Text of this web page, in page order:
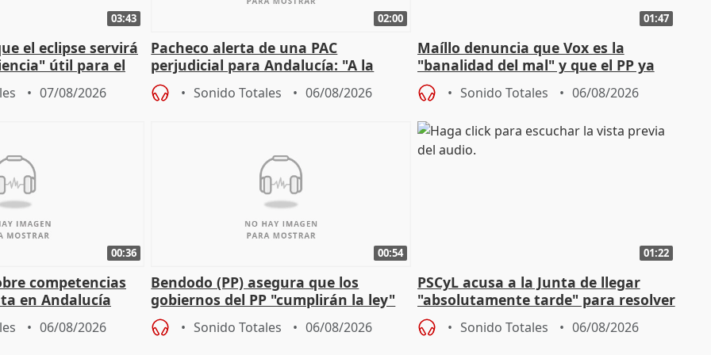
03:43
el eclipse servirá
útil para el
07/08/2026
02:00
Pacheco alerta de una PAC
perjudicial para Andalucía: "A la
agricultura hay que protegerla"
Sonido Totales 06/08/2026
01:47
Maíllo denuncia que Vox es la
"banalidad del mal" y que el PP ya
asume todas sus tesis
Sonido Totales 06/08/2026
00:36
competencias
en Andalucía
06/08/2026
00:54
Bendodo (PP) asegura que los
gobiernos del PP "cumplirán la ley"
sobre los menores migrantes
Sonido Totales 06/08/2026
01:22
PSCyL acusa a la Junta de llegar
"absolutamente tarde" para resolver
problemas como Newcastle
Sonido Totales 06/08/2026